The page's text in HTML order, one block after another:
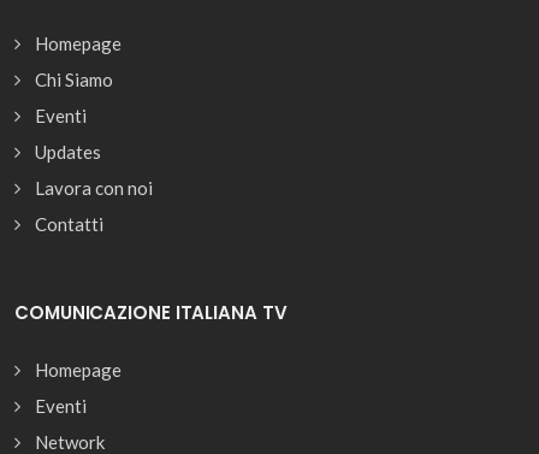
Homepage
Chi Siamo
Eventi
Updates
Lavora con noi
Contatti
COMUNICAZIONE ITALIANA TV
Homepage
Eventi
Network